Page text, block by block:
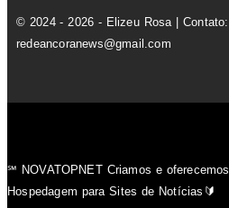
© 2024 - 2026 - Elizeu Rosa | Contato:
redeancoranews@gmail.com
℠ NOVATOPNET Criamos e oferecemos
Hospedagem para Sites de Notícias🔰